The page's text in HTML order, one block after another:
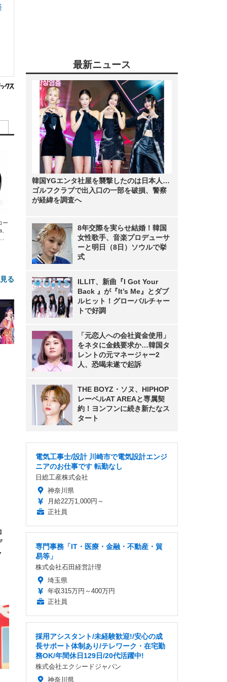
ー
る
最新ニュース
韓国YGエンタ社屋を襲撃したのは日本人…
ゴルフクラブで出入口の一部を破損、警察
が経緯を調査へ
8年交際を実らせ結婚！韓国
女性歌手、音楽プロデューサ
ーと明日（8日）ソウルで挙
式
ILLIT、新曲『I Got Your
Back 』が『It’s Me』とダブ
ルヒット！グローバルチャー
トで好調
「元恋人への会社資金使用」
をネタに金銭要求か…韓国タ
レントの元マネージャー2
人、恐喝未遂で起訴
THE BOYZ・ソヌ、HIPHOP
レーベルAT AREAと専属契
約！ヨンフンに続き新たなス
タート
電気工事士/設計 川崎市で電気設計エンジ
ニアのお仕事です 転勤なし
日総工産株式会社
神奈川県
月給22万1,000円～
正社員
専門事務「IT・医療・金融・不動産・貿
易等」
株式会社石田経営計理
埼玉県
年収315万円～400万円
正社員
採用アシスタント/未経験歓迎!/安心の成
長サポート体制あり/テレワーク・在宅勤
務OK/年間休日129日/20代活躍中!
株式会社エクシードジャパン
神奈川県